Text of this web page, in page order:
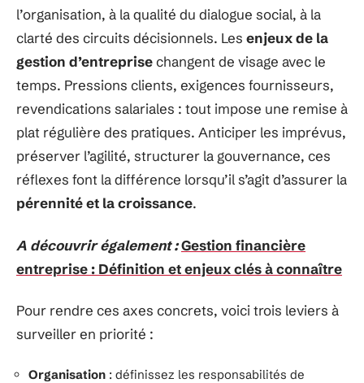
l’organisation, à la qualité du dialogue social, à la
clarté des circuits décisionnels. Les enjeux de la
gestion d’entreprisechangent de visage avec le
temps. Pressions clients, exigences fournisseurs,
revendications salariales : tout impose une remise à
plat régulière des pratiques. Anticiper les imprévus,
préserver l’agilité, structurer la gouvernance, ces
réflexes font la différence lorsqu’il s’agit d’assurer la
pérennité et la croissance.
A découvrir également :Gestion financière
entreprise : Définition et enjeux clés à connaître
Pour rendre ces axes concrets, voici trois leviers à
surveiller en priorité :
Organisation : définissez les responsabilités de